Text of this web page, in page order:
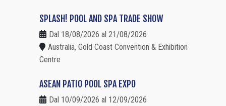
SPLASH! POOL AND SPA TRADE SHOW
Dal 18/08/2026 al 21/08/2026
Australia, Gold Coast Convention & Exhibition
Centre
ASEAN PATIO POOL SPA EXPO
Dal 10/09/2026 al 12/09/2026